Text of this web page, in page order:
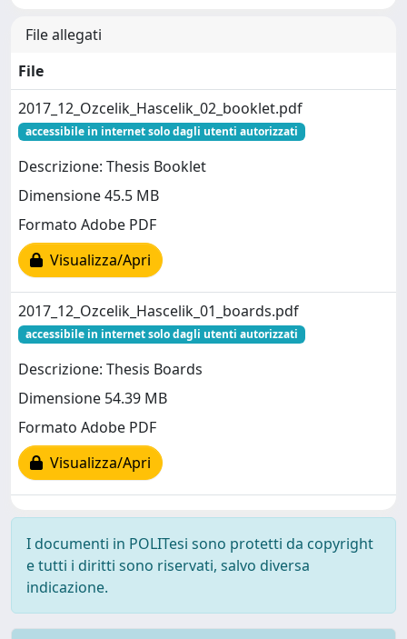
File allegati
File
2017_12_Ozcelik_Hascelik_02_booklet.pdf
accessibile in internet solo dagli utenti autorizzati
Descrizione: Thesis Booklet
Dimensione 45.5 MB
Formato Adobe PDF
Visualizza/Apri
2017_12_Ozcelik_Hascelik_01_boards.pdf
accessibile in internet solo dagli utenti autorizzati
Descrizione: Thesis Boards
Dimensione 54.39 MB
Formato Adobe PDF
Visualizza/Apri
I documenti in POLITesi sono protetti da copyright
e tutti i diritti sono riservati, salvo diversa
indicazione.